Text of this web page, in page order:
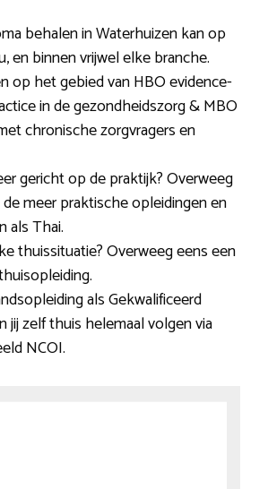
behalen in Waterhuizen kan op
en binnen vrijwel elke branche.
op het gebied van HBO evidence-
in de gezondheidszorg & MBO
chronische zorgvragers en
gericht op de praktijk? Overweeg
meer praktische opleidingen en
als Thai.
thuissituatie? Overweeg eens een
als Gekwalificeerd
jij zelf thuis helemaal volgen via
NCOI.